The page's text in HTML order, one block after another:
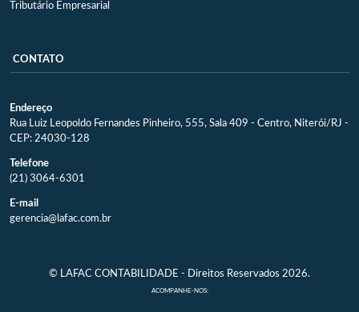
Tributário Empresarial
CONTATO
Endereço
Rua Luiz Leopoldo Fernandes Pinheiro, 555, Sala 409 - Centro, Niterói/RJ -
CEP: 24030-128
Telefone
(21) 3064-6301
E-mail
gerencia@lafac.com.br
© LAFAC CONTABILIDADE - Direitos Reservados 2026.
ACOMPANHE-NOS: